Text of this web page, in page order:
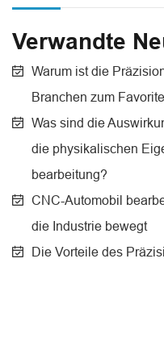
Verwandte
Warum ist die
Branchen zum
Was sind die
die physikalischen
bearbeitung?
CNC-Automobil
die Industrie bewegt
Die Vorteile des